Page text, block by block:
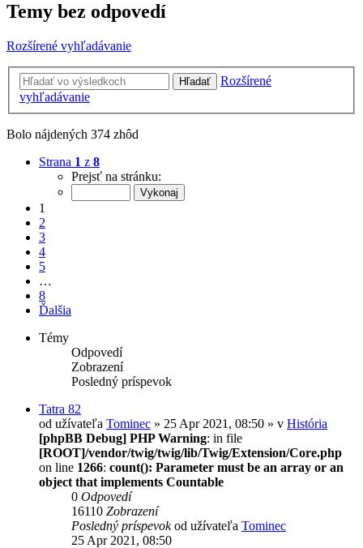
Temy bez odpovedí
Rozšírené vyhľadávanie
Hľadať
Rozšírené
vyhľadávanie
Bolo nájdených 374 zhôd
Strana 1 z 8
Prejsť na stránku:
1
2
3
4
5
…
8
Ďalšia
Témy
Odpovedí
Zobrazení
Posledný príspevok
Tatra 82
od užívateľa Tominec » 25 Apr 2021, 08:50 » v História
[phpBB Debug] PHP Warning: in file
[ROOT]/vendor/twig/twig/lib/Twig/Extension/Core.php
on line 1266: count(): Parameter must be an array or an
object that implements Countable
0 Odpovedí
16110 Zobrazení
Posledný príspevokod užívateľa Tominec
25 Apr 2021, 08:50